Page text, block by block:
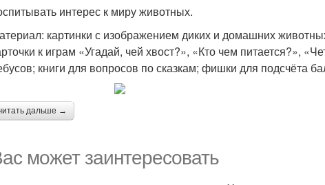
интерес к миру животных.
картинки с изображением диких и домашних
к играм «Угадай, чей хвост?», «Кто чем питается?»,
книги для вопросов по сказкам; фишки для подсчёта
дальше →
может заинтересовать